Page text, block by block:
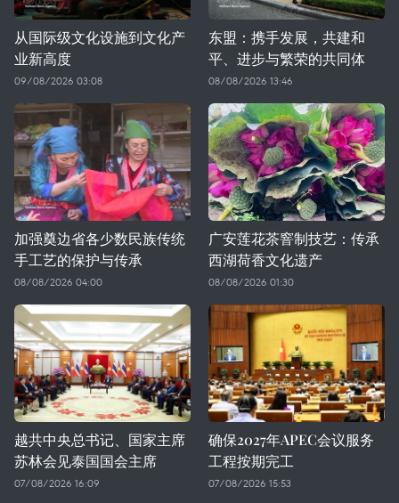
从国际级文化设施到文化产
业新高度
09/08/2026 03:08
东盟：携手发展，共建和
平、进步与繁荣的共同体
08/08/2026 13:46
加强奠边省各少数民族传统
手工艺的保护与传承
08/08/2026 04:00
广安莲花茶窨制技艺：传承
西湖荷香文化遗产
08/08/2026 01:30
越共中央总书记、国家主席
苏林会见泰国国会主席
07/08/2026 16:09
确保2027年APEC会议服务
工程按期完工
07/08/2026 15:53